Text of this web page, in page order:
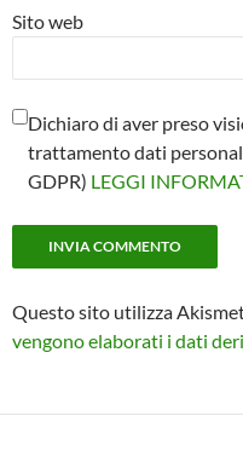
Sito web
Dichiaro di aver preso
trattamento dati
GDPR) LEGGI
Questo sito utilizza
vengono elaborati i dati